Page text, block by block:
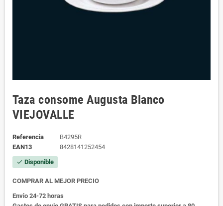
Taza consome Augusta Blanco
VIEJOVALLE
Referencia
B4295R
EAN13
8428141252454
check Disponible
COMPRAR AL MEJOR PRECIO
Envio 24-72 horas